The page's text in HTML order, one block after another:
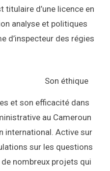
titulaire d’une licence en
analyse et politiques
d’inspecteur des régies
Son éthique
et son efficacité dans
au Cameroun
international. Active sur
sur les questions
nombreux projets qui